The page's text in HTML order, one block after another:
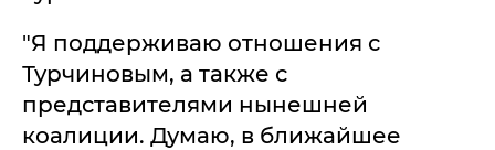
"Я поддерживаю отношения с
Турчиновым, а также с
представителями нынешней
коалиции. Думаю, в ближайшее